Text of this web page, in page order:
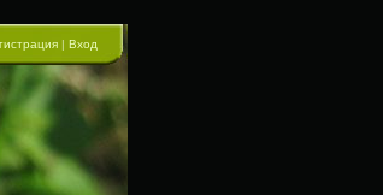
| Вход